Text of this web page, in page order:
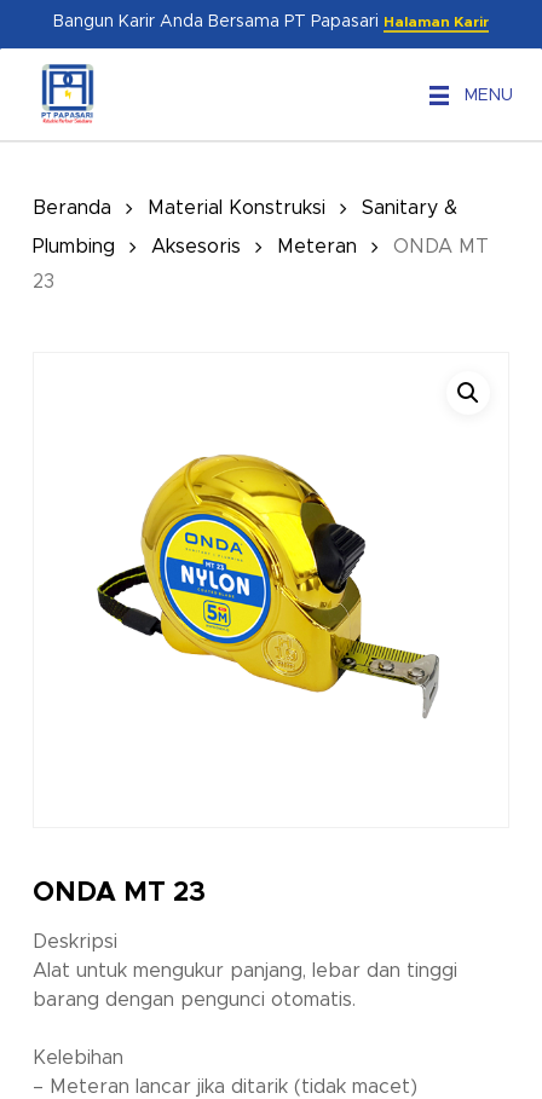
content
Bangun Karir Anda Bersama PT Papasari Halaman Karir
MENU
Beranda Material Konstruksi
Sanitary &
Plumbing
Aksesoris Meteran
ONDA MT
23
ONDA MT 23
Deskripsi
Alat untuk mengukur panjang, lebar dan tinggi
barang dengan pengunci otomatis.
Kelebihan
– Meteran lancar jika ditarik (tidak macet)
Menu